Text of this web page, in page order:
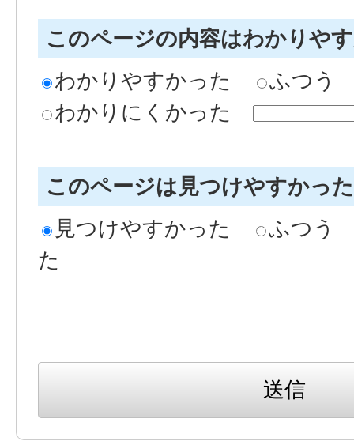
このページの内容はわかりや
わかりやすかった
ふつう
わかりにくかった
このページは見つけやすかっ
見つけやすかった
ふつう
た